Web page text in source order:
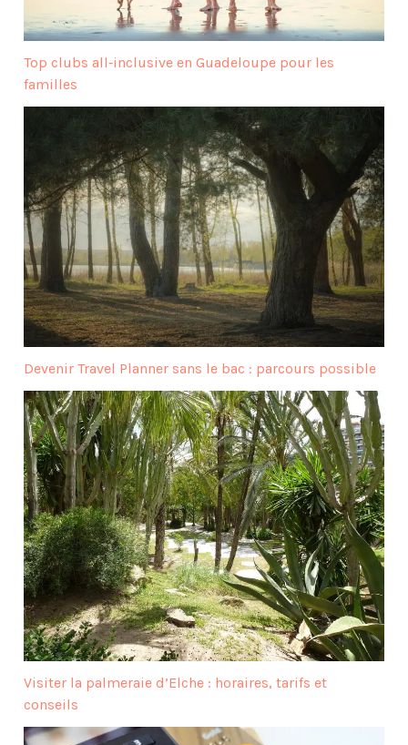
Top clubs all‑inclusive en Guadeloupe pour les
familles
Devenir Travel Planner sans le bac : parcours possible
Visiter la palmeraie d’Elche : horaires, tarifs et
conseils